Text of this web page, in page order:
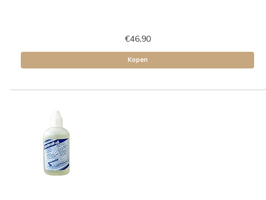
€46,90
Kopen